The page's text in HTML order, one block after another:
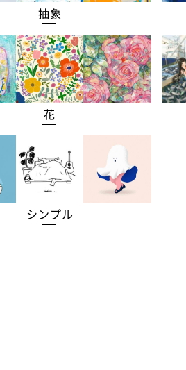
抽象
花
シンプル